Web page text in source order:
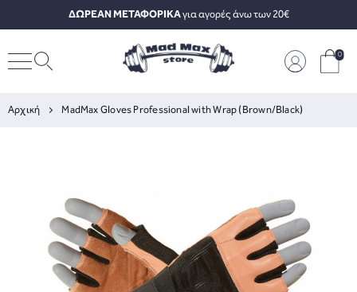
ΔΩΡΕΑΝ ΜΕΤΑΦΟΡΙΚΑγια αγορές άνω των 20€
0
Αρχική MadMax Gloves Professional with Wrap (Brown/Black)